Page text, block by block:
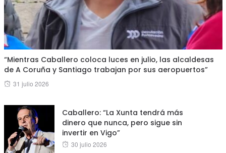
“Mientras Caballero coloca luces en julio, las alcaldesas
de A Coruña y Santiago trabajan por sus aeropuertos”
Posted
31 julio 2026
Caballero: “La Xunta tendrá más
dinero que nunca, pero sigue sin
invertir en Vigo”
Posted
30 julio 2026